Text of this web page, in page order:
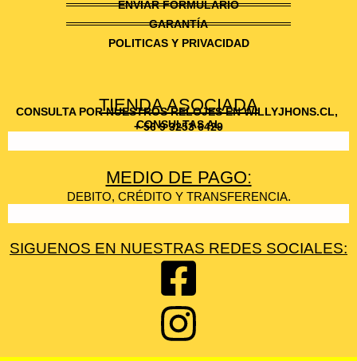
ENVIAR FORMULARIO
GARANTÍA
POLITICAS Y PRIVACIDAD
TIENDA ASOCIADA
CONSULTA POR NUESTROS RELOJES EN WILLYJHONS.CL,
CONSULTAS AL
+ 56 9 3253 6429
MEDIO DE PAGO:
DEBITO, CRÉDITO Y TRANSFERENCIA.
SIGUENOS EN NUESTRAS REDES SOCIALES: